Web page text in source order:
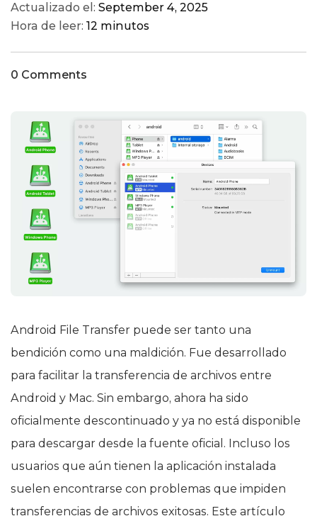
Actualizado el: September 4, 2025
Hora de leer: 12 minutos
0 Comments
Android File Transfer puede ser tanto una
bendición como una maldición. Fue desarrollado
para facilitar la transferencia de archivos entre
Android y Mac. Sin embargo, ahora ha sido
oficialmente descontinuado y ya no está disponible
para descargar desde la fuente oficial. Incluso los
usuarios que aún tienen la aplicación instalada
suelen encontrarse con problemas que impiden
transferencias de archivos exitosas. Este artículo